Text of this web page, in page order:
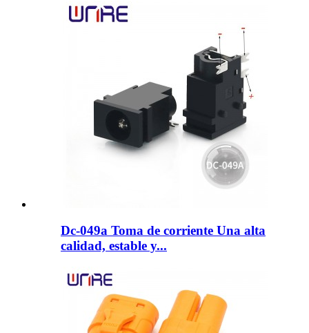
Dc-049a Toma de corriente Una alta
calidad, estable y...